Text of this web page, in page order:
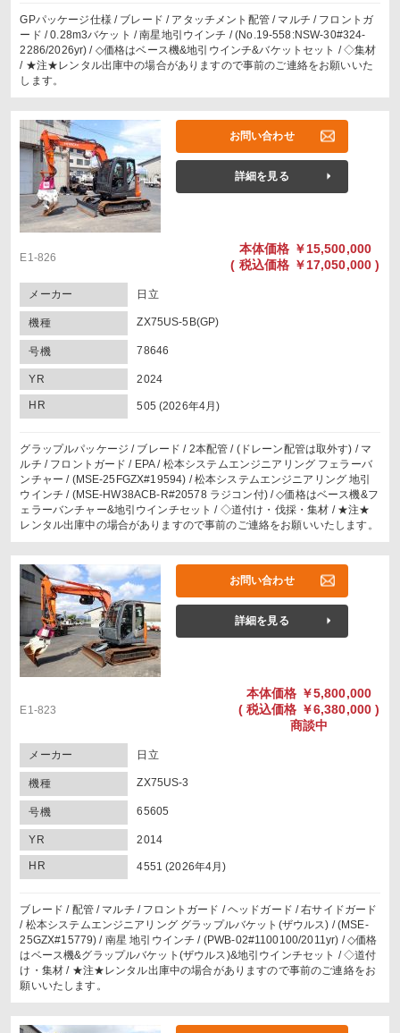
GPパッケージ仕様 / ブレード / アタッチメント配管 / マルチ / フロントガ
ード / 0.28m3バケット / 南星地引ウインチ / (No.19-558:NSW-30#324-
2286/2026yr) / ◇価格はベース機&地引ウインチ&バケットセット / ◇集材
/ ★注★レンタル出庫中の場合がありますので事前のご連絡をお願いいた
します。
お問い合わせ
詳細を見る
E1-826
本体価格 ￥15,500,000
( 税込価格 ￥17,050,000 )
メーカー 日立
機種 ZX75US-5B(GP)
号機 78646
YR 2024
HR 505 (2026年4月)
グラップルパッケージ / ブレード / 2本配管 / (ドレーン配管は取外す) / マ
ルチ / フロントガード / EPA / 松本システムエンジニアリング フェラーバ
ンチャー / (MSE-25FGZX#19594) / 松本システムエンジニアリング 地引
ウインチ / (MSE-HW38ACB-R#20578 ラジコン付) / ◇価格はベース機&フ
ェラーバンチャー&地引ウインチセット / ◇道付け・伐採・集材 / ★注★
レンタル出庫中の場合がありますので事前のご連絡をお願いいたします。
お問い合わせ
詳細を見る
E1-823
本体価格 ￥5,800,000
( 税込価格 ￥6,380,000 )
商談中
メーカー 日立
機種 ZX75US-3
号機 65605
YR 2014
HR 4551 (2026年4月)
ブレード / 配管 / マルチ / フロントガード / ヘッドガード / 右サイドガード
/ 松本システムエンジニアリング グラップルバケット(ザウルス) / (MSE-
25GZX#15779) / 南星 地引ウインチ / (PWB-02#1100100/2011yr) / ◇価格
はベース機&グラップルバケット(ザウルス)&地引ウインチセット / ◇道付
け・集材 / ★注★レンタル出庫中の場合がありますので事前のご連絡をお
願いいたします。